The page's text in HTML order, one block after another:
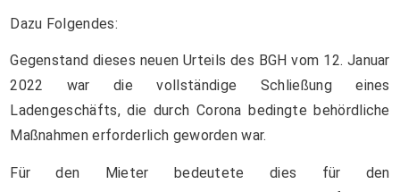
Dazu Folgendes:
Gegenstand dieses neuen Urteils des BGH vom 12. Januar
2022 war die vollständige Schließung eines
Ladengeschäfts, die durch Corona bedingte behördliche
Maßnahmen erforderlich geworden war.
Für den Mieter bedeutete dies für den